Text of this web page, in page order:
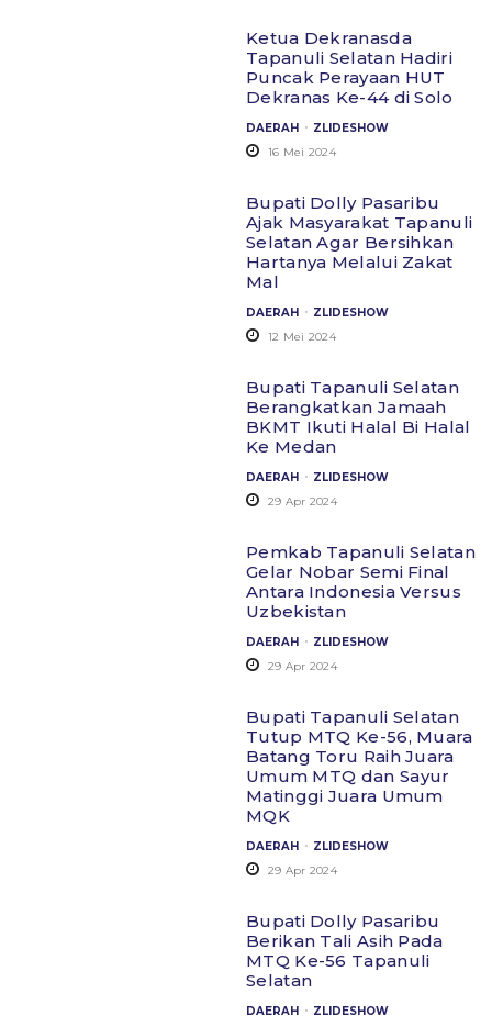
Ketua Dekranasda
Tapanuli Selatan Hadiri
Puncak Perayaan HUT
Dekranas Ke-44 di Solo
DAERAH . ZLIDESHOW
16 Mei 2024
Bupati Dolly Pasaribu
Ajak Masyarakat Tapanuli
Selatan Agar Bersihkan
Hartanya Melalui Zakat
Mal
DAERAH . ZLIDESHOW
12 Mei 2024
Bupati Tapanuli Selatan
Berangkatkan Jamaah
BKMT Ikuti Halal Bi Halal
Ke Medan
DAERAH . ZLIDESHOW
29 Apr 2024
Pemkab Tapanuli Selatan
Gelar Nobar Semi Final
Antara Indonesia Versus
Uzbekistan
DAERAH . ZLIDESHOW
29 Apr 2024
Bupati Tapanuli Selatan
Tutup MTQ Ke-56, Muara
Batang Toru Raih Juara
Umum MTQ dan Sayur
Matinggi Juara Umum
MQK
DAERAH . ZLIDESHOW
29 Apr 2024
Bupati Dolly Pasaribu
Berikan Tali Asih Pada
MTQ Ke-56 Tapanuli
Selatan
DAERAH . ZLIDESHOW